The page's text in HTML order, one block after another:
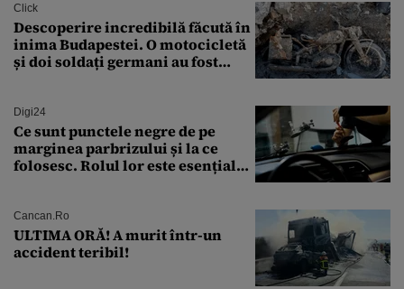
Click
Descoperire incredibilă făcută în
inima Budapestei. O motocicletă
și doi soldați germani au fost
Digi24
Ce sunt punctele negre de pe
marginea parbrizului și la ce
folosesc. Rolul lor este esențial
Cancan.ro
ULTIMA ORĂ! A murit într-un
accident teribil!